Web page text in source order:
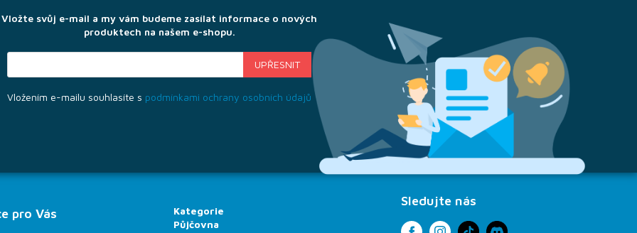
Vložte svůj e-mail a my vám budeme zasílat informace o nových
produktech na našem e-shopu.
Vložením e-mailu souhlasíte s podmínkami ochrany osobních údajů
pro Vás
Kategorie
Půjčovna
Sledujte nás